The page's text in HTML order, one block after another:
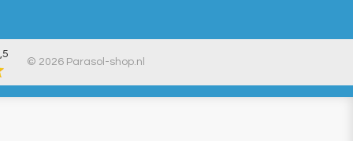
© 2026 Parasol-shop.nl